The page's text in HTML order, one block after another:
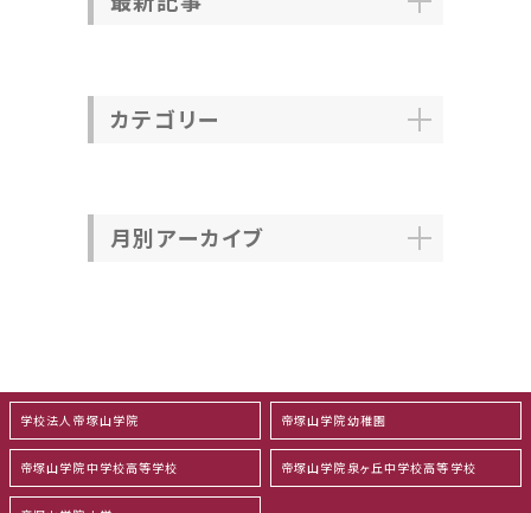
カテゴリー
月別アーカイブ
学校法人帝塚山学院 帝塚山学院幼稚園
帝塚山学院中学校高等学校 帝塚山学院泉ヶ丘中学校高等学校